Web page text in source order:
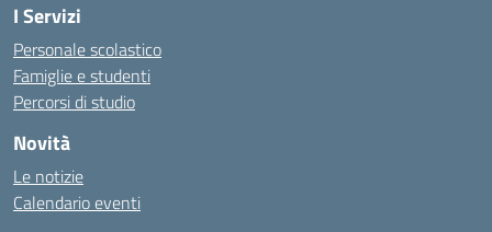
I Servizi
Personale scolastico
Famiglie e studenti
Percorsi di studio
Novità
Le notizie
Calendario eventi